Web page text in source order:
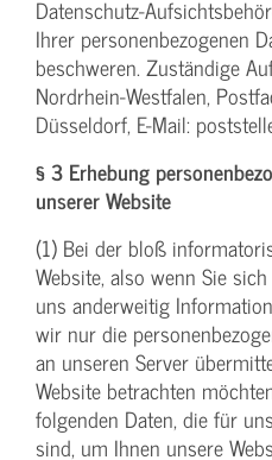
Datenschutz-
Ihrer personenbezogenen
beschweren. Zuständige
Nordrhein-Westfalen,
Düsseldorf, E-Mail:
§ 3 Erhebung
unserer Website
(1) Bei der bloß
Website, also wenn Sie
uns anderweitig
wir nur die
an unseren Server
Website betrachten
folgenden Daten, die für
sind, um Ihnen unsere